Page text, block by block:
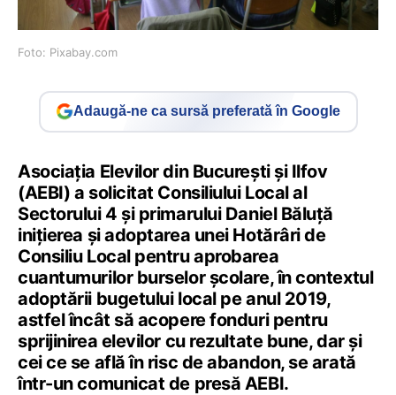
Foto: Pixabay.com
Adaugă-ne ca sursă preferată în Google
Asociația Elevilor din București și Ilfov
(AEBI) a solicitat Consiliului Local al
Sectorului 4 și primarului Daniel Băluță
inițierea și adoptarea unei Hotărâri de
Consiliu Local pentru aprobarea
cuantumurilor burselor școlare, în contextul
adoptării bugetului local pe anul 2019,
astfel încât să acopere fonduri pentru
sprijinirea elevilor cu rezultate bune, dar și
cei ce se află în risc de abandon, se arată
într-un comunicat de presă AEBI.